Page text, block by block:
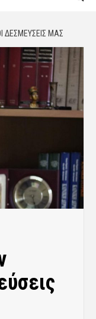
ΔΕΣΜΕΎΣΕΙΣ ΜΑΣ